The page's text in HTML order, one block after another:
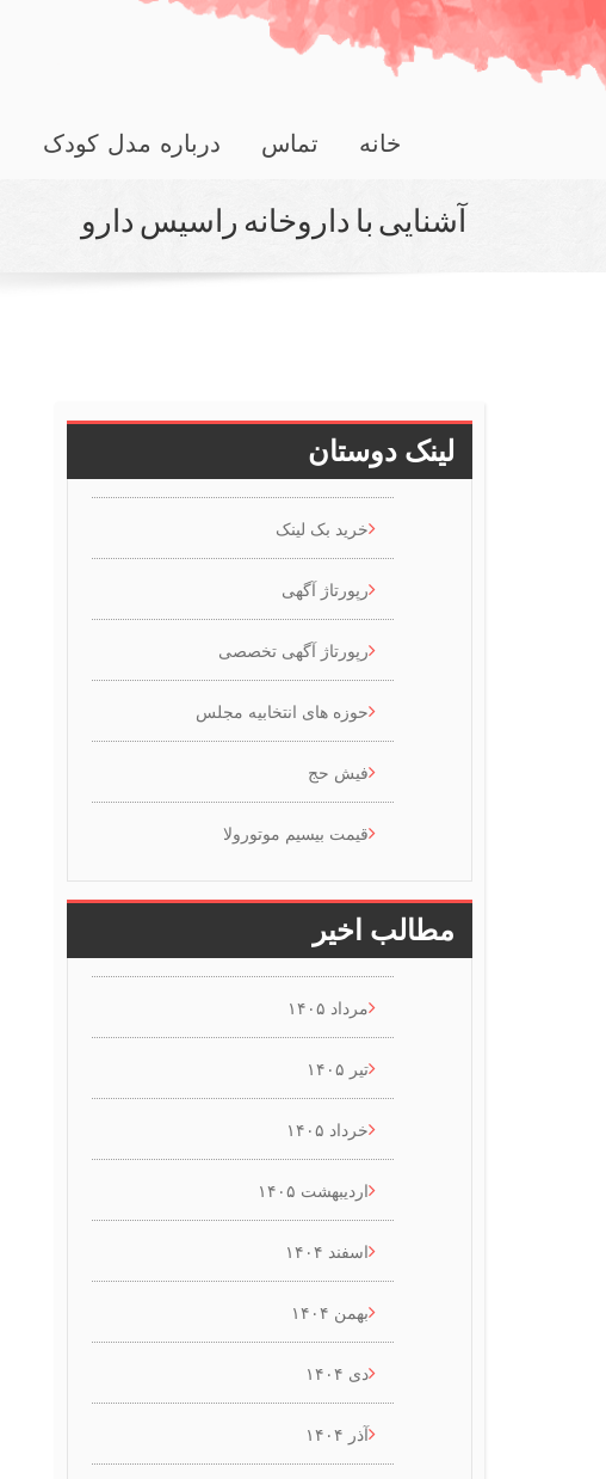
خانه تماس درباره مدل کودک
آشنایی با داروخانه راسیس دارو
لینک دوستان
خرید بک لینک
رپورتاژ آگهی
رپورتاژ آگهی تخصصی
حوزه های انتخابیه مجلس
فیش حج
قیمت بیسیم موتورولا
مطالب اخیر
مرداد ۱۴۰۵
تیر ۱۴۰۵
خرداد ۱۴۰۵
اردیبهشت ۱۴۰۵
اسفند ۱۴۰۴
بهمن ۱۴۰۴
دی ۱۴۰۴
آذر ۱۴۰۴